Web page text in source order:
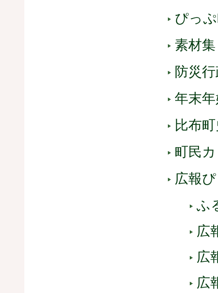
ぴっ
素材集
防災
年末
比布
町民
広報
ふ
広
広
広